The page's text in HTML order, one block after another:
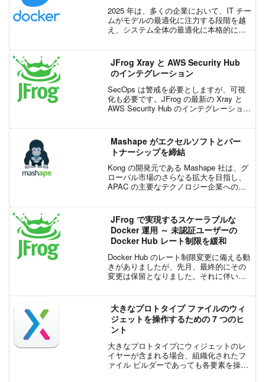
2025 年は、多くの企業において、IT チー
ムがモデルの最適化に注力する段階を越
え、システム全体の最適化に本格的に取
えてきました。1. 開発者の生産性が、真
の競...
JFrog Xray と AWS Security Hub
のインテグレーション
SecOps は警戒を必要としますが、可視
化も必要です。JFrog の最新の Xray と
AWS Security Hub のインテグレーション
ます。AWS Secu...
Mashape がエクセルソフトとパー
トナーシップを締結
Kong の開発元である Mashape 社は、グ
ローバル市場のさらなる拡大を目指し、
APAC の主要なテクノロジー企業への
Value Added R...
JFrog で実現するスケーラブルな
Docker 運用 ～ 未認証ユーザーの
Docker Hub レート制限を緩和
Docker Hub のレート制限変更に備える動
きがありましたが、先月、最終的にその
変更は保留となりました。それに伴い、
のような影響があるのか？」と...
大きなプロトタイプ ファイルのウィ
ジェットを操作するための 7 つのヒ
ント
大きなプロトタイプにウィジェットのレ
イヤーが含まれる場合、組織化されたフ
ァイル ビルダーであっても各要素を操作